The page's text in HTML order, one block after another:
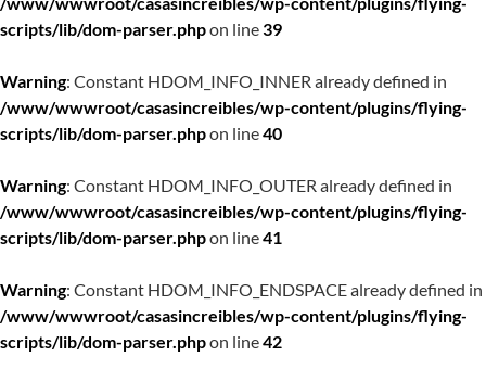
scripts/lib/dom-parser.phpon line39
Warning: Constant HDOM_INFO_INNER already defined in
/www/wwwroot/casasincreibles/wp-content/plugins/flying-
scripts/lib/dom-parser.phpon line40
Warning: Constant HDOM_INFO_OUTER already defined in
/www/wwwroot/casasincreibles/wp-content/plugins/flying-
scripts/lib/dom-parser.phpon line41
Warning: Constant HDOM_INFO_ENDSPACE already defined in
/www/wwwroot/casasincreibles/wp-content/plugins/flying-
scripts/lib/dom-parser.phpon line42